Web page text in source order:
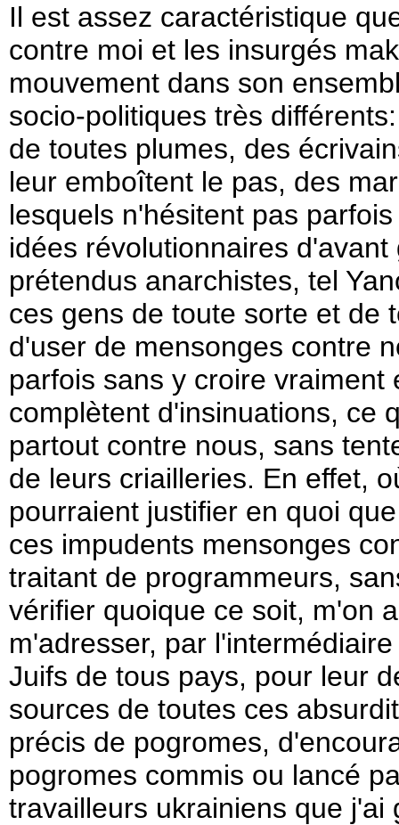
Il est assez caractéristique
contre moi et les insurgés
mouvement dans son
socio-politiques très
de toutes plumes, des
leur emboîtent le pas, des
lesquels n'hésitent pas
idées révolutionnaires
prétendus anarchistes, tel
ces gens de toute sorte et de
d'user de mensonges contre
parfois sans y croire
complètent d'insinuations, ce
partout contre nous, sans
de leurs criailleries. En effet,
pourraient justifier en quoi
ces impudents mensonges
traitant de programmeurs,
vérifier quoique ce soit, m'on
m'adresser, par
Juifs de tous pays, pour leur
sources de toutes ces
précis de pogromes,
pogromes commis ou lancé
travailleurs ukrainiens que